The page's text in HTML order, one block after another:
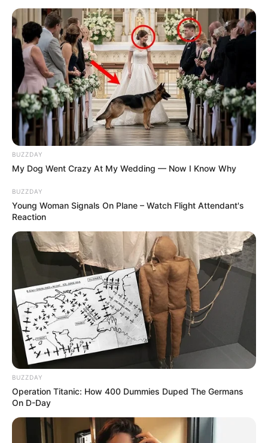
CƏMİYYƏT
Mal ətinin qiymətində dəyişiklik oldu -
VİDEO
150
CƏMİYYƏT
Daha üç küçədə təmir işlərinə başlanılır
149
BUZZDAY
My Dog Went Crazy At My Wedding — Now I Know Why
BUZZDAY
Young Woman Signals On Plane – Watch Flight Attendant's
Reaction
BUZZDAY
Operation Titanic: How 400 Dummies Duped The Germans
On D-Day